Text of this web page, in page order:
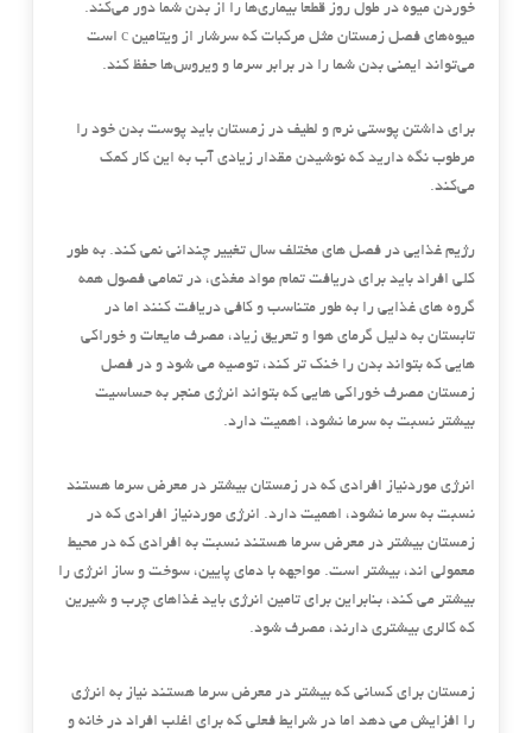
خوردن میوه در طول روز قطعاً بیماری‌ها را از بدن شما دور می‌کند.
میوه‌های فصل زمستان مثل مرکبات که سرشار از ویتامین c است
می‌تواند ایمنی بدن شما را در برابر سرما و ویروس‌ها حفظ کند.
برای داشتن پوستی نرم و لطیف در زمستان باید پوست بدن خود را
مرطوب نگه دارید که نوشیدن مقدار زیادی آب به این کار کمک
می‌کند.
رژیم غذایی در فصل های مختلف سال تغییر چندانی نمی کند. به طور
کلی افراد باید برای دریافت تمام مواد مغذی، در تمامی فصول همه
گروه های غذایی را به طور متناسب و کافی دریافت کنند اما در
تابستان به دلیل گرمای هوا و تعریق زیاد، مصرف مایعات و خوراکی
هایی که بتواند بدن را خنک تر کند، توصیه می شود و در فصل
زمستان مصرف خوراکی هایی که بتواند انرژی منجر به حساسیت
بیشتر نسبت به سرما نشود، اهمیت دارد.
انرژی موردنیاز افرادی که در زمستان بیشتر در معرض سرما هستند
نسبت به سرما نشود، اهمیت دارد. انرژی موردنیاز افرادی که در
زمستان بیشتر در معرض سرما هستند نسبت به افرادی که در محیط
معمولی اند، بیشتر است. مواجهه با دمای پایین، سوخت و ساز انرژی را
بیشتر می کند، بنابراین برای تامین انرژی باید غذاهای چرب و شیرین
که کالری بیشتری دارند، مصرف شود.
زمستان برای کسانی که بیشتر در معرض سرما هستند نیاز به انرژی
را افزایش می دهد اما در شرایط فعلی که برای اغلب افراد در خانه و